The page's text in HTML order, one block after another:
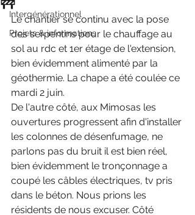
Intergénérationnel
Projets & informations
Le chantier se continu avec la pose
des serpentins pour le chauffage au
sol au rdc et 1er étage de l'extension,
bien évidemment alimenté par la
géothermie. La chape a été coulée ce
mardi 2 juin.
De l'autre côté, aux Mimosas les
ouvertures progressent afin d'installer
les colonnes de désenfumage, ne
parlons pas du bruit il est bien réel,
bien évidemment le tronçonnage a
coupé les câbles électriques, tv pris
dans le béton. Nous prions les
résidents de nous excuser. Côté